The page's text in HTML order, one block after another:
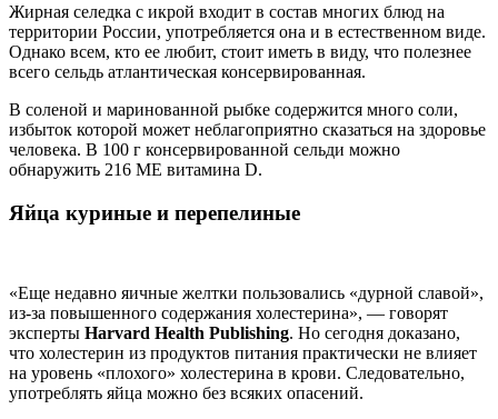
Жирная селедка​ ​с икрой входит в состав многих блюд на
территории России, употребляется она и в естественном виде.
Однако всем, кто ее любит, стоит иметь в виду, что полезнее
всего сельдь атлантическая консервированная.
В соленой и маринованной рыбке содержится много соли,
избыток которой может неблагоприятно сказаться на здоровье
человека. В 100 г консервированной сельди можно
обнаружить 216 МЕ витамина D.
Яйца куриные и перепелиные
«Еще недавно яичные желтки пользовались «дурной славой»,
из-за повышенного содержания холестерина», — говорят
эксперты Harvard Health Publishing. Но сегодня доказано,
что холестерин из продуктов питания практически не влияет
на уровень «плохого» холестерина в крови. Следовательно,
употреблять яйца можно без всяких опасений.